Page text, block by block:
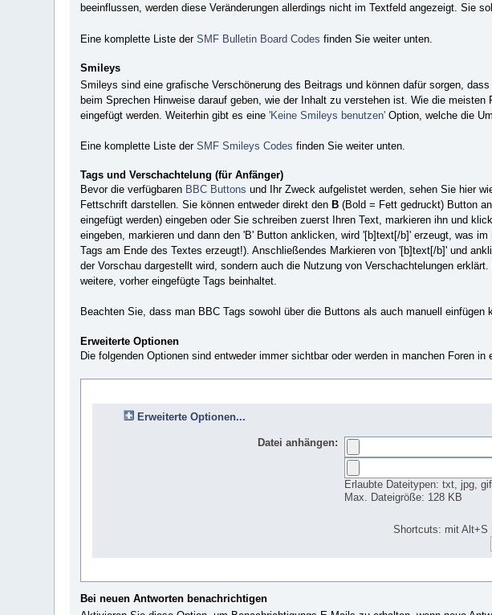
beeinflussen, werden diese Veränderungen allerdings nicht im Textfeld angezeigt. Sie
Eine komplette Liste der SMF Bulletin Board Codes finden Sie weiter unten.
Smileys
Smileys sind eine grafische Verschönerung des Beitrags und können dafür sorgen,
beim Sprechen Hinweise darauf geben, wie der Inhalt zu verstehen ist. Wie die
eingefügt werden. Weiterhin gibt es eine 'Keine Smileys benutzen' Option, welche die
Eine komplette Liste der SMF Smileys Codes finden Sie weiter unten.
Tags und Verschachtelung (für Anfänger)
Bevor die verfügbaren BBC Buttons und Ihr Zweck aufgelistet werden, sehen Sie hier
Fettschrift darstellen. Sie können entweder direkt den B (Bold = Fett gedruckt) Button
eingefügt werden) eingeben oder Sie schreiben zuerst Ihren Text, markieren ihn und
eingeben, markieren und dann den 'B' Button anklicken, wird '[b]text[/b]' erzeugt, was
Tags am Ende des Textes erzeugt!). Anschließendes Markieren von '[b]text[/b]' und
der Vorschau dargestellt wird, sondern auch die Nutzung von Verschachtelungen
weitere, vorher eingefügte Tags beinhaltet.
Beachten Sie, dass man BBC Tags sowohl über die Buttons als auch manuell einfügen
Erweiterte Optionen
Die folgenden Optionen sind entweder immer sichtbar oder werden in manchen Foren
Erweiterte Optionen...
Datei anhängen:
Erlaubte Dateitypen: txt, jpg,
Max. Dateigröße: 128 KB
Shortcuts: mit Alt+S
Bei neuen Antworten benachrichtigen